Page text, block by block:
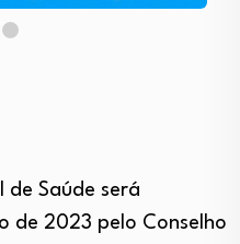
de Saúde será
de 2023 pelo Conselho